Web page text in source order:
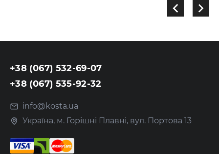
+38 (067) 532-69-07
+38 (067) 535-92-32
info@kosta.ua
Україна, м. Горішні Плавні, вул. Портова 13